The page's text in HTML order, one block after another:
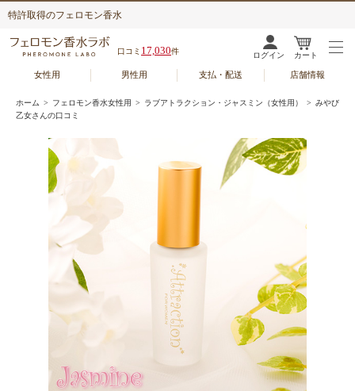
特許取得のフェロモン香水
口コミ 17,030件 ログイン カート
女性用 男性用 支払・配送 店舗情報
ホーム > フェロモン香水女性用 > ラブアトラクション・ジャスミン（女性用）
> みやび
乙女さんの口コミ